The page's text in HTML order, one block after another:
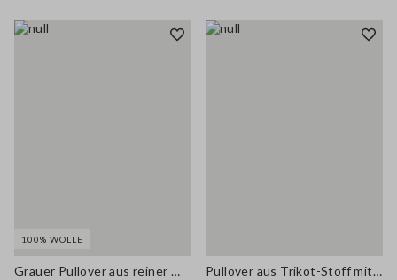
100% WOLLE
Grauer Pullover aus reiner Wolle mit Rundhalsausschnitt und Oversize-Fit
Pullover aus Trikot-Stoff mit Lurex